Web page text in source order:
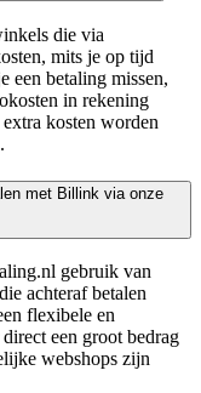
die via
mits je op tijd
een betaling missen,
in rekening
kosten worden
met Billink via onze
gebruik van
achteraf betalen
flexibele en
een groot bedrag
webshops zijn